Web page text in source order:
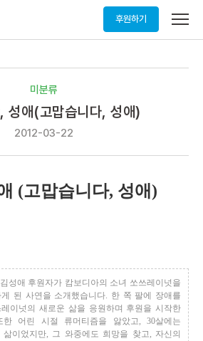
후원하기
메
열
미분류
성애(고맙습니다, 성애)
2012-03-22
(고맙습니다, 성애)
성애 후원자가 캄보디아의 소녀 쏘쓰레이넛을
된 사연을 소개했습니다. 한 쪽 팔에 장애를
이넛의 새로운 삶을 응원하며 후원을 시작한
어린 시절 류머티즘을 앓았고, 30살에는
이었지만, 그 와중에도 희망을 찾고, 자신의